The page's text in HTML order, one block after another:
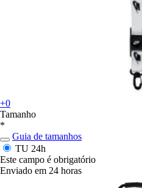
+0
Tamanho
*
Guia de tamanhos
TU 24h
Este campo é obrigatório
Enviado em 24 horas